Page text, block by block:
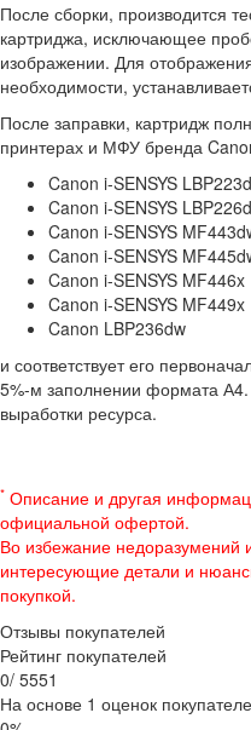
После сборки, производится
картриджа, исключающее
изображении. Для
необходимости,
После заправки, картридж
принтерах и МФУ бренда
Canon i-SENSYS
Canon i-SENSYS
Canon i-SENSYS
Canon i-SENSYS
Canon i-SENSYS MF446x
Canon i-SENSYS MF449x
Canon LBP236dw
и соответствует его
5%-м заполнении формата А4.
выработки ресурса.
* Описание и другая
официальной офертой.
Во избежание недоразумений
интересующие детали и
покупкой.
Отзывы покупателей
Рейтинг покупателей
0/ 5551
На основе 1 оценок